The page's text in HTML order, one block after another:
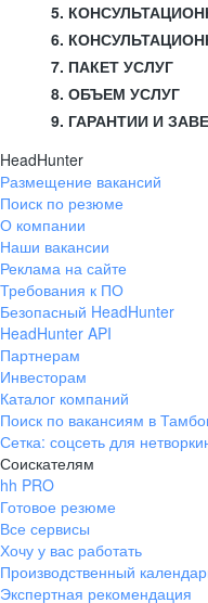
5.
6.
7. ПАКЕТ УСЛУГ
8. ОБЪЕМ УСЛУГ
9. ГАРАНТИИ И
HeadHunter
Размещение вакансий
Поиск по резюме
О компании
Наши вакансии
Реклама на сайте
Требования к ПО
Безопасный HeadHunter
HeadHunter API
Партнерам
Инвесторам
Каталог компаний
Поиск по вакансиям в
Сетка: соцсеть для
Соискателям
hh PRO
Готовое резюме
Все сервисы
Хочу у вас работать
Производственный
Экспертная рекомендация